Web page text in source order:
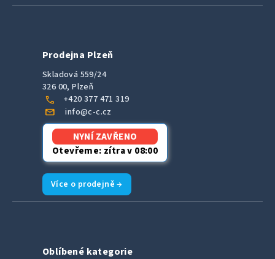
Prodejna Plzeň
Skladová 559/24
326 00, Plzeň
call +420 377 471 319
mail info@c-c.cz
NYNÍ ZAVŘENO
Otevřeme: zítra v 08:00
Více o prodejně →
Oblíbené kategorie